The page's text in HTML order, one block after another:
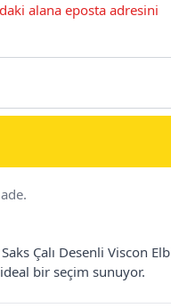
alana eposta adresini
Çalı Desenli Viscon
bir seçim sunuyor.